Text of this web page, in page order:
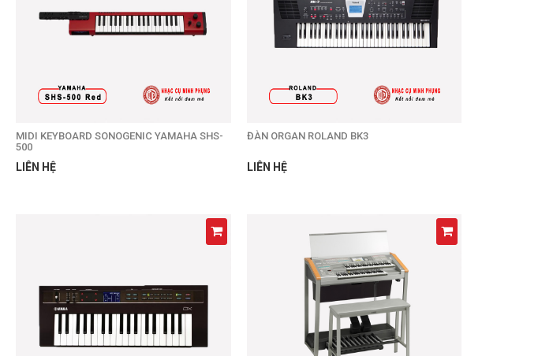
MIDI KEYBOARD SONOGENIC YAMAHA SHS-
500
LIÊN HỆ
ĐÀN ORGAN ROLAND BK3
LIÊN HỆ